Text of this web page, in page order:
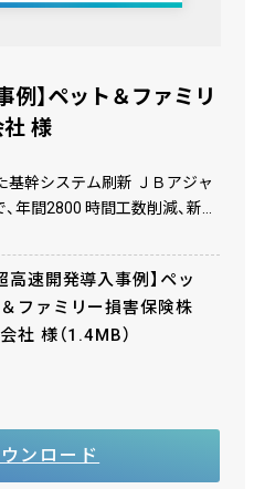
例】ペット＆ファミリ
様
基幹システム刷新 ＪＢアジャ
年間2800 時間工数削減、新事
高速開発導入事例】ペッ
＆ファミリー損害保険株
社 様（1.4MB）
ンロード